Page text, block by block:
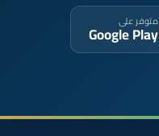
متوفر على
Google Play